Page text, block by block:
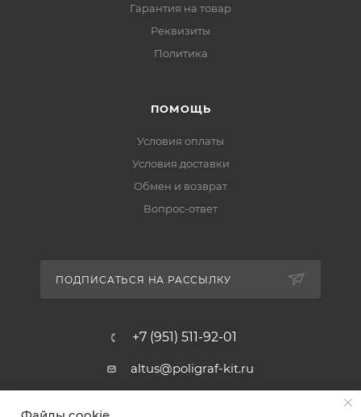
Гарантия на товар
Реквизиты
Политика
ПОМОЩЬ
Условия оплаты
Условия доставки
Обмен и возврат
Вопрос-ответ
ПОДПИСАТЬСЯ НА РАССЫЛКУ
+7 (951) 511-92-01
altus@poligraf-kit.ru